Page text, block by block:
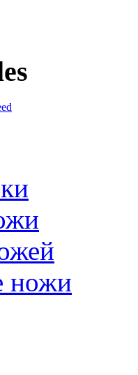
ножи